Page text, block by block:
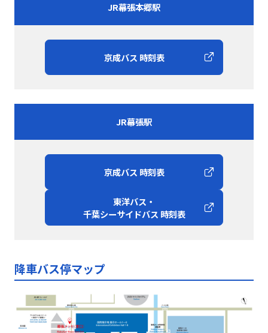
JR幕張本郷駅
京成バス 時刻表
JR幕張駅
京成バス 時刻表
東洋バス・
千葉シーサイドバス 時刻表
降車バス停マップ